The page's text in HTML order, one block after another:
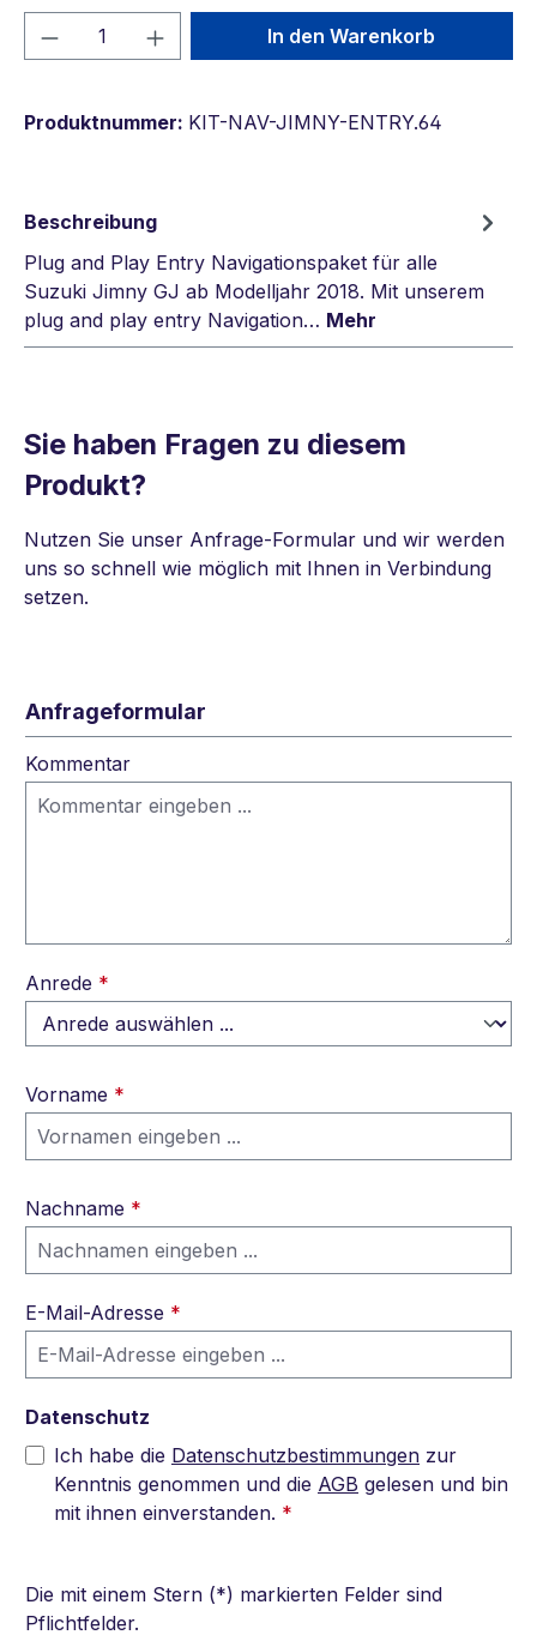
Produkt Anzahl: Gib denIn den Warenkorb
Produktnummer: KIT-NAV-JIMNY-ENTRY.64
Beschreibung
Plug and Play Entry Navigationspaket für alle
Suzuki Jimny GJ ab Modelljahr 2018. Mit unserem
plug and play entry Navigation… Mehr
Sie haben Fragen zu diesem
Produkt?
Nutzen Sie unser Anfrage-Formular und wir werden
uns so schnell wie möglich mit Ihnen in Verbindung
setzen.
Anfrageformular
Kommentar
Anrede *
Vorname *
Nachname *
E-Mail-Adresse *
Datenschutz
Ich habe die Datenschutzbestimmungen zur
Kenntnis genommen und die AGB gelesen und bin
mit ihnen einverstanden. *
Die mit einem Stern (*) markierten Felder sind
Pflichtfelder.